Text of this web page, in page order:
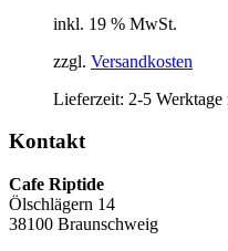
inkl. 19 % MwSt.
zzgl. Versandkosten
Lieferzeit: 2-5
Kontakt
Cafe Riptide
Ölschlägern 14
38100 Braunschweig